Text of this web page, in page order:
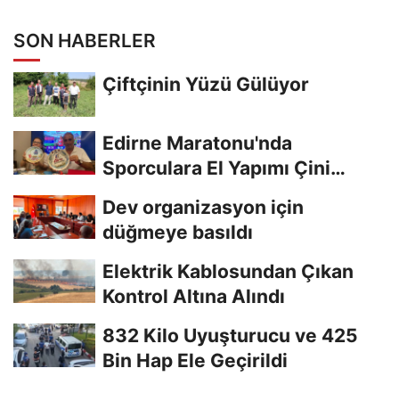
SON HABERLER
Çiftçinin Yüzü Gülüyor
Edirne Maratonu'nda
Sporculara El Yapımı Çini
Dev organizasyon için
düğmeye basıldı
Elektrik Kablosundan Çıkan
Kontrol Altına Alındı
832 Kilo Uyuşturucu ve 425
Bin Hap Ele Geçirildi